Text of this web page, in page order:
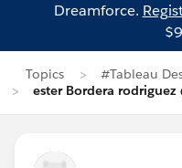
Dreamforce.
Topics
#Tableau
ester Bordera rodriguez